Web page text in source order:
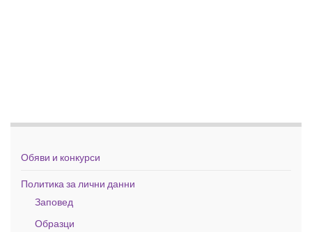
Обяви и конкурси
Политика за лични данни
Заповед
Образци